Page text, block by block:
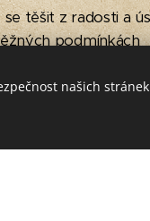
se těšit z radosti a
podmínkách
rozdíly při vnímání
našich